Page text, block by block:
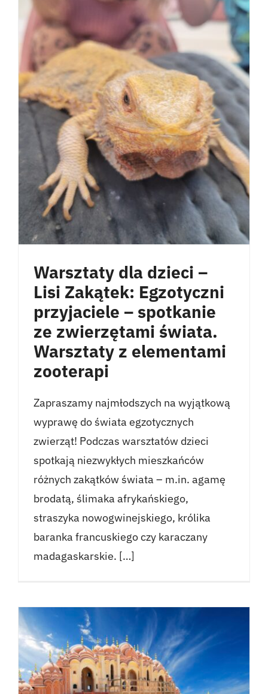
Warsztaty dla dzieci –
Lisi Zakątek: Egzotyczni
przyjaciele – spotkanie
ze zwierzętami świata.
Warsztaty z elementami
zooterapi
Zapraszamy najmłodszych na wyjątkową
wyprawę do świata egzotycznych
zwierząt! Podczas warsztatów dzieci
spotkają niezwykłych mieszkańców
różnych zakątków świata – m.in. agamę
brodatą, ślimaka afrykańskiego,
straszyka nowogwinejskiego, królika
baranka francuskiego czy karaczany
madagaskarskie. […]